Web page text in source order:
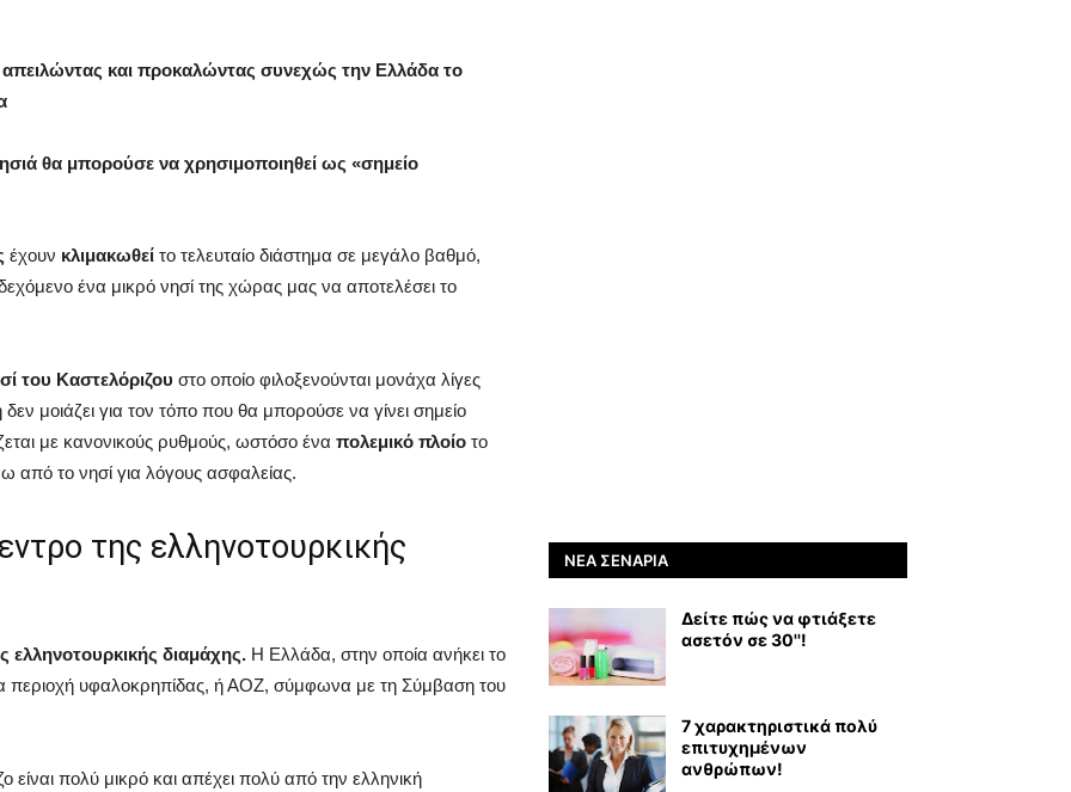
απειλώντας και προκαλώντας συνεχώς την Ελλάδα το
θα μπορούσε να χρησιμοποιηθεί ως «σημείο
έχουν κλιμακωθεί το τελευταίο διάστημα σε μεγάλο βαθμό,
ένα μικρό νησί της χώρας μας να αποτελέσει το
του Καστελόριζου στο οποίο φιλοξενούνται μονάχα λίγες
μοιάζει για τον τόπο που θα μπορούσε να γίνει σημείο
με κανονικούς ρυθμούς, ωστόσο ένα πολεμικό πλοίο το
από το νησί για λόγους ασφαλείας.
της ελληνοτουρκικής
ελληνοτουρκικής διαμάχης. Η Ελλάδα, στην οποία ανήκει το
μια περιοχή υφαλοκρηπίδας, ή ΑΟΖ, σύμφωνα με τη Σύμβαση του
είναι πολύ μικρό και απέχει πολύ από την ελληνική
ΝΈΑ ΣΕΝΆΡΙΑ
Δείτε πώς να φτιάξετε
ασετόν σε 30''!
7 χαρακτηριστικά πολύ
επιτυχημένων
ανθρώπων!